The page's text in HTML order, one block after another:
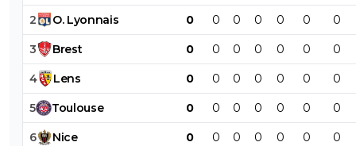
2 O. Lyonnais 0 0 0 0 0 0 0
3 Brest 0 0 0 0 0 0 0
4 Lens 0 0 0 0 0 0 0
5 Toulouse 0 0 0 0 0 0 0
6 Nice 0 0 0 0 0 0 0